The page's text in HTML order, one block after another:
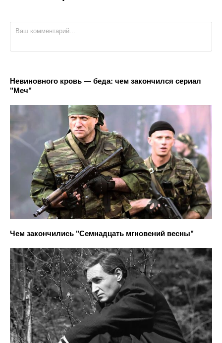
Невиновного кровь — беда: чем закончился сериал
"Меч"
Чем закончились "Семнадцать мгновений весны"